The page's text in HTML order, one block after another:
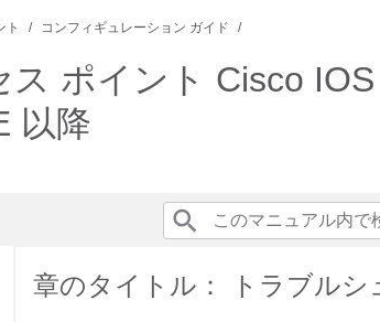
ト コンフィギュレーション ガイド
ス ポイント Cisco
以降
章のタイトル： トラブルシ